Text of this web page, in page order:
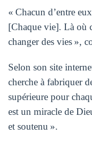
« Chacun d’entre
[Chaque vie]. Là où
changer des vies »,
Selon son site
cherche à fabriquer
supérieure pour
est un miracle de
et soutenu ».